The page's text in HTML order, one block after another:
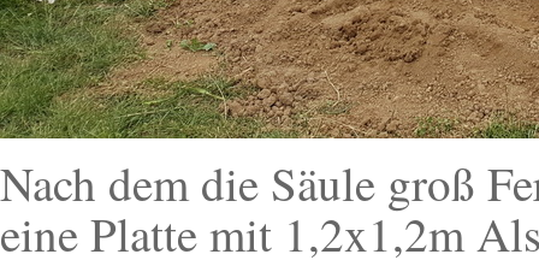
Nach dem die Säule groß
eine Platte mit 1,2x1,2m